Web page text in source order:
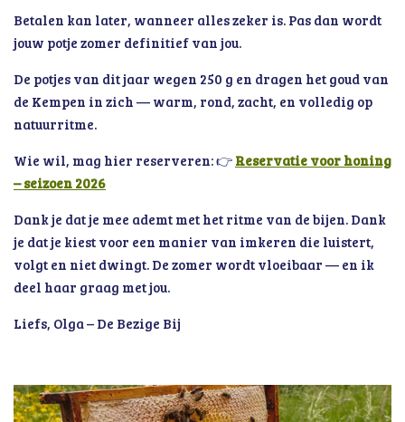
Betalen kan later, wanneer alles zeker is. Pas dan wordt
jouw potje zomer definitief van jou.
De potjes van dit jaar wegen 250 g en dragen het goud van
de Kempen in zich — warm, rond, zacht, en volledig op
natuurritme.
Wie wil, mag hier reserveren: 👉 Reservatie voor honing
– seizoen 2026
Dank je dat je mee ademt met het ritme van de bijen. Dank
je dat je kiest voor een manier van imkeren die luistert,
volgt en niet dwingt. De zomer wordt vloeibaar — en ik
deel haar graag met jou.
Liefs, Olga – De Bezige Bij